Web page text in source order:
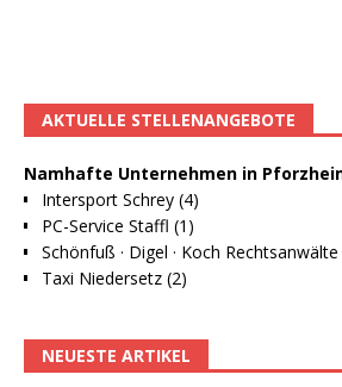
AKTUELLE STELLENANGEBOTE
Namhafte Unternehmen in
Intersport Schrey (4)
PC-Service Staffl (1)
Schönfuß · Digel · Koch
Taxi Niedersetz (2)
NEUESTE ARTIKEL